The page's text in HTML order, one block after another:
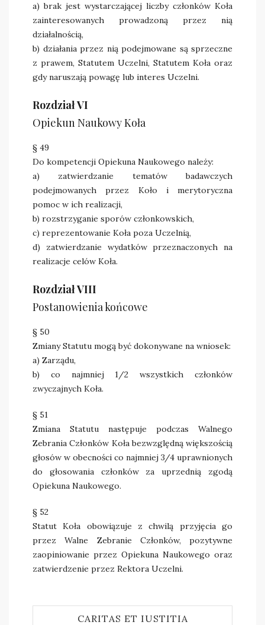
a) brak jest wystarczającej liczby członków Koła
zainteresowanych prowadzoną przez nią
działalnością,
b) działania przez nią podejmowane są sprzeczne
z prawem, Statutem Uczelni, Statutem Koła oraz
gdy naruszają powagę lub interes Uczelni.
Rozdział VI
Opiekun Naukowy Koła
§ 49
Do kompetencji Opiekuna Naukowego należy:
a) zatwierdzanie tematów badawczych
podejmowanych przez Koło i merytoryczna
pomoc w ich realizacji,
b) rozstrzyganie sporów członkowskich,
c) reprezentowanie Koła poza Uczelnią,
d) zatwierdzanie wydatków przeznaczonych na
realizacje celów Koła.
Rozdział VIII
Postanowienia końcowe
§ 50
Zmiany Statutu mogą być dokonywane na wniosek:
a) Zarządu,
b) co najmniej 1/2 wszystkich członków
zwyczajnych Koła.
§ 51
Zmiana Statutu następuje podczas Walnego
Zebrania Członków Koła bezwzględną większością
głosów w obecności co najmniej 3/4 uprawnionych
do głosowania członków za uprzednią zgodą
Opiekuna Naukowego.
§ 52
Statut Koła obowiązuje z chwilą przyjęcia go
przez Walne Zebranie Członków, pozytywne
zaopiniowanie przez Opiekuna Naukowego oraz
zatwierdzenie przez Rektora Uczelni.
CARITAS ET IUSTITIA